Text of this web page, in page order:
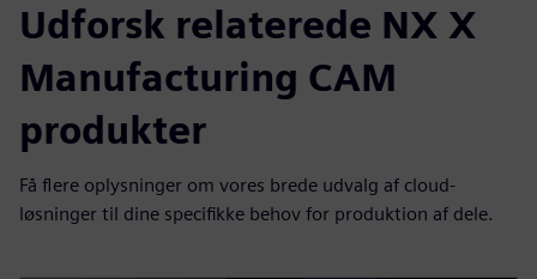
Udforsk relaterede NX X
Manufacturing CAM
produkter
Få flere oplysninger om vores brede udvalg af cloud-
løsninger til dine specifikke behov for produktion af dele.